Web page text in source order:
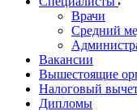
Врачи
Средний
Вакансии
Вышестоящие
Налоговый
Дипломы